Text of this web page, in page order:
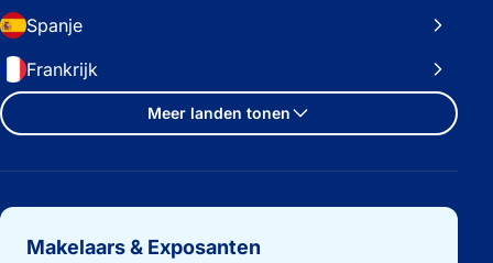
Spanje
Frankrijk
Meer landen tonen
Belangrijke links
Makelaars & Exposanten